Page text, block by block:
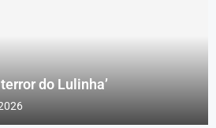
do Lulinha’